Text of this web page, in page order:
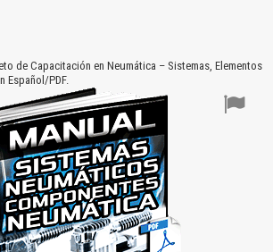
de Capacitación en Neumática – Sistemas, Elementos
Español/PDF.